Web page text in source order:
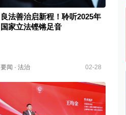
良法善治启新程！聆听2025年
国家立法铿锵足音
要闻 · 法治 02-28